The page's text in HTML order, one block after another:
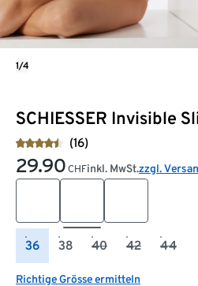
SCHIESSER Invisible
(16)
29.90 CHFinkl. MwSt.zzgl.
36 38 40 42 44
Richtige Grösse ermitteln
1/4